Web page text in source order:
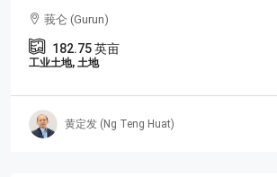
莪仑 (Gurun)
182.75英亩
工业土地, 土地
黄定发 (Ng Teng Huat)